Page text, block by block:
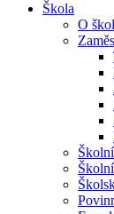
Škola
O